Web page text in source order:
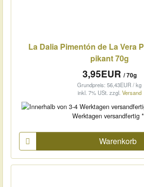
La Dalia Pimentón de La Vera
pikant 70g
3,95EUR / 70g
Grundpreis: 56,43EUR / kg
inkl. 7% USt. zzgl. Versand
Werktagen versandfertig
Warenkorb